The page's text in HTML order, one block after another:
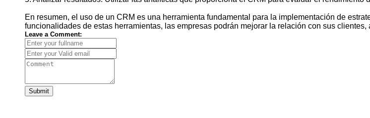
En resumen, el uso de un CRM es una herramienta fundamental para la implementación de
funcionalidades de estas herramientas, las empresas podrán mejorar la relación con sus
Leave a Comment:
Submit